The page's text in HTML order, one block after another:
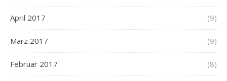
April 2017 (9)
März 2017 (9)
Februar 2017 (8)